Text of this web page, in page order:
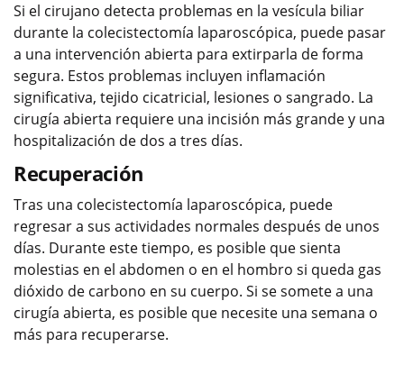
Si el cirujano detecta problemas en la vesícula biliar
durante la colecistectomía laparoscópica, puede pasar
a una intervención abierta para extirparla de forma
segura. Estos problemas incluyen inflamación
significativa, tejido cicatricial, lesiones o sangrado. La
cirugía abierta requiere una incisión más grande y una
hospitalización de dos a tres días.
Recuperación
Tras una colecistectomía laparoscópica, puede
regresar a sus actividades normales después de unos
días. Durante este tiempo, es posible que sienta
molestias en el abdomen o en el hombro si queda gas
dióxido de carbono en su cuerpo. Si se somete a una
cirugía abierta, es posible que necesite una semana o
más para recuperarse.